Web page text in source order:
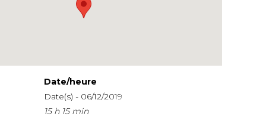
Date/heure
Date(s) - 06/12/2019
15 h 15 min